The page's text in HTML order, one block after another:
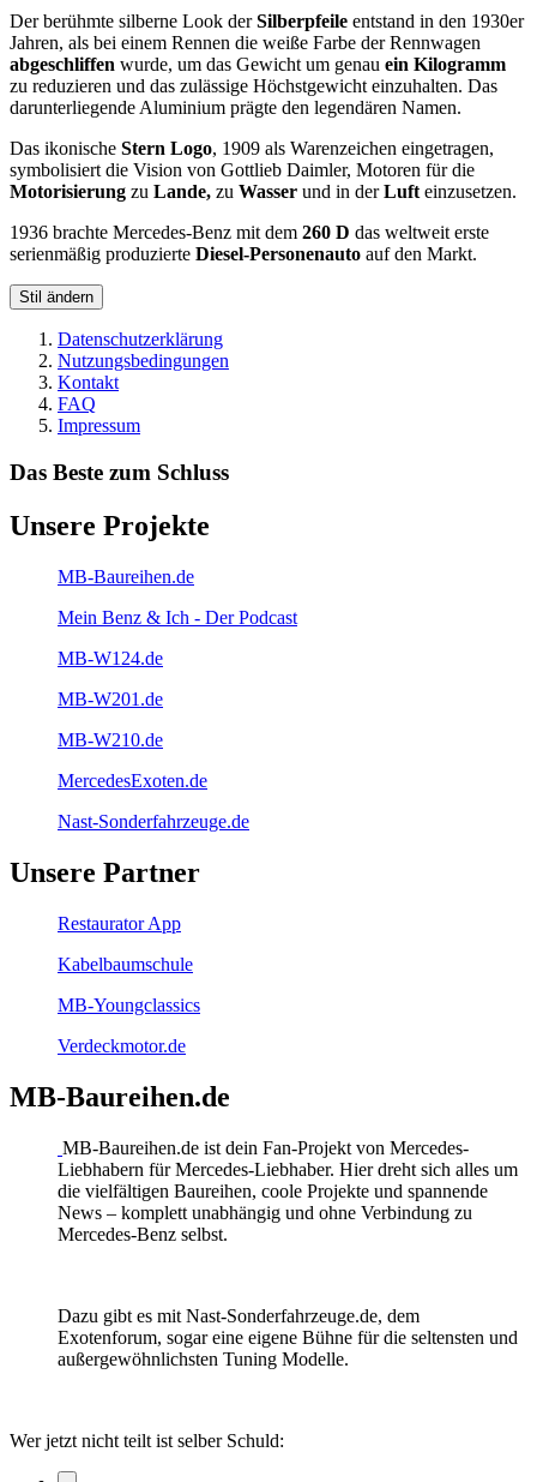
Der berühmte silberne Look derSilberpfeile entstand in den 1930er
Jahren, als bei einem Rennen die weiße Farbe der Rennwagen
abgeschliffen wurde, um das Gewicht um genau ein Kilogramm
zu reduzieren und das zulässige Höchstgewicht einzuhalten. Das
darunterliegende Aluminium prägte den legendären Namen.
Das ikonische Stern Logo, 1909 als Warenzeichen eingetragen,
symbolisiert die Vision von Gottlieb Daimler, Motoren für die
Motorisierung zu Lande, zu Wasser und in derLuft einzusetzen.
1936 brachte Mercedes-Benz mit dem 260 D das weltweit erste
serienmäßig produzierte Diesel-Personenauto auf den Markt.
Stil ändern
Datenschutzerklärung
Nutzungsbedingungen
Kontakt
FAQ
Impressum
Das Beste zum Schluss
Unsere Projekte
MB-Baureihen.de
Mein Benz & Ich - Der Podcast
MB-W124.de
MB-W201.de
MB-W210.de
MercedesExoten.de
Nast-Sonderfahrzeuge.de
Unsere Partner
Restaurator App
Kabelbaumschule
MB-Youngclassics
Verdeckmotor.de
MB-Baureihen.de
MB-Baureihen.de ist dein Fan-Projekt von Mercedes-
Liebhabern für Mercedes-Liebhaber. Hier dreht sich alles um
die vielfältigen Baureihen, coole Projekte und spannende
News – komplett unabhängig und ohne Verbindung zu
Mercedes-Benz selbst.
Dazu gibt es mit Nast-Sonderfahrzeuge.de, dem
Exotenforum, sogar eine eigene Bühne für die seltensten und
außergewöhnlichsten Tuning Modelle.
Wer jetzt nicht teilt ist selber Schuld: